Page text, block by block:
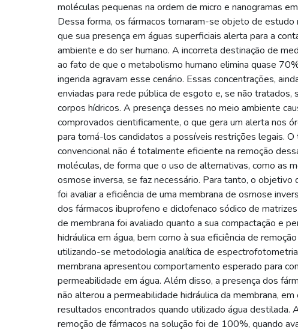
moléculas pequenas na ordem de micro e nanogramas
Dessa forma, os fármacos tornaram-se objeto de estudo
que sua presença em águas superficiais alerta para a
ambiente e do ser humano. A incorreta destinação de
ao fato de que o metabolismo humano elimina quase
ingerida agravam esse cenário. Essas concentrações,
enviadas para rede pública de esgoto e, se não tratados,
corpos hídricos. A presença desses no meio ambiente
comprovados cientificamente, o que gera um alerta nos
para torná-los candidatos a possíveis restrições legais.
convencional não é totalmente eficiente na remoção
moléculas, de forma que o uso de alternativas, como as
osmose inversa, se faz necessário. Para tanto, o
foi avaliar a eficiência de uma membrana de osmose
dos fármacos ibuprofeno e diclofenaco sódico de
de membrana foi avaliado quanto a sua compactação e
hidráulica em água, bem como à sua eficiência de
utilizando-se metodologia analítica de
membrana apresentou comportamento esperado para
permeabilidade em água. Além disso, a presença dos
não alterou a permeabilidade hidráulica da membrana, em
resultados encontrados quando utilizado água destilada.
remoção de fármacos na solução foi de 100%, quando